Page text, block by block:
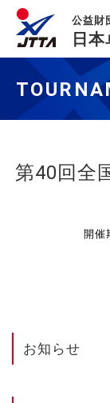
公益財
日
第40回全
開催
お知らせ